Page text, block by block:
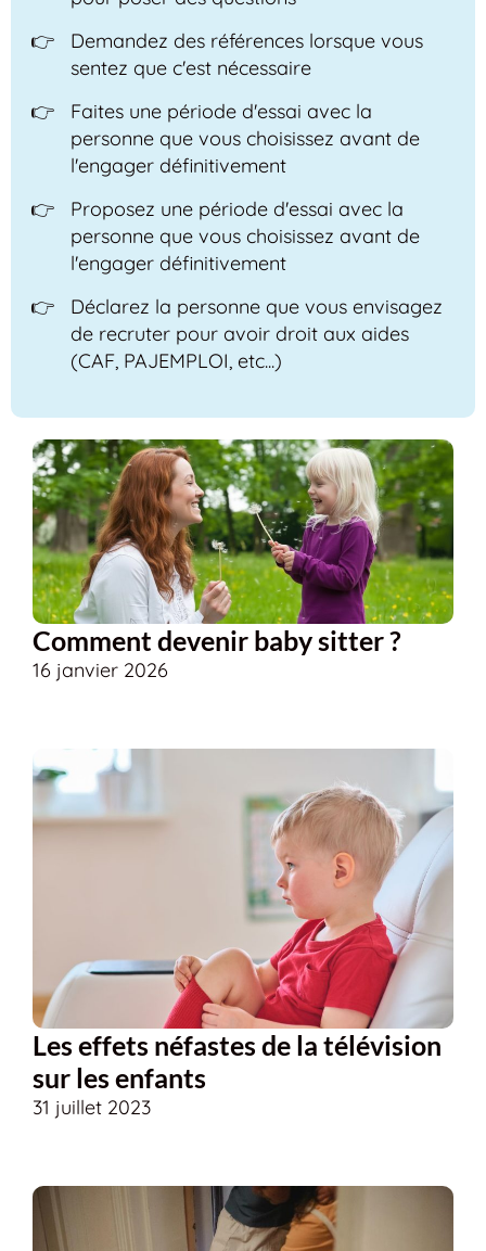
Demandez des références lorsque vous
sentez que c'est nécessaire
Faites une période d'essai avec la
personne que vous choisissez avant de
l'engager définitivement
Proposez une période d'essai avec la
personne que vous choisissez avant de
l'engager définitivement
Déclarez la personne que vous envisagez
de recruter pour avoir droit aux aides
(CAF, PAJEMPLOI, etc...)
Comment devenir baby sitter ?
16 janvier 2026
Les effets néfastes de la télévision
sur les enfants
31 juillet 2023